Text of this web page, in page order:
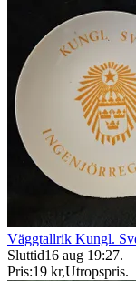
Väggtallrik Kungl.
Sluttid16 aug 19:27.
Pris:19 kr,Utropspris.